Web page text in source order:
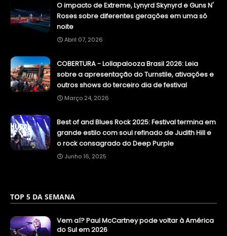
O impacto de Extreme, Lynyrd Skynyrd e Guns N'
Roses sobre diferentes gerações em uma só
noite
Abril 07, 2026
COBERTURA - Lollapalooza Brasil 2026: Leia
sobre a apresentação do Turnstile, ativações e
outros shows do terceiro dia de festival
Março 24, 2026
Best of and Blues Rock 2025: Festival termina em
grande estilo com soul refinado de Judith Hill e
o rock consagrado do Deep Purple
Junho 16, 2025
TOP 5 DA SEMANA
Vem aí? Paul McCartney pode voltar à América
do Sul em 2026